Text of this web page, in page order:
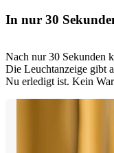
In nur 30
Nach nur 30 Sekunden
Die Leuchtanzeige gibt
Nu erledigt ist. Kein